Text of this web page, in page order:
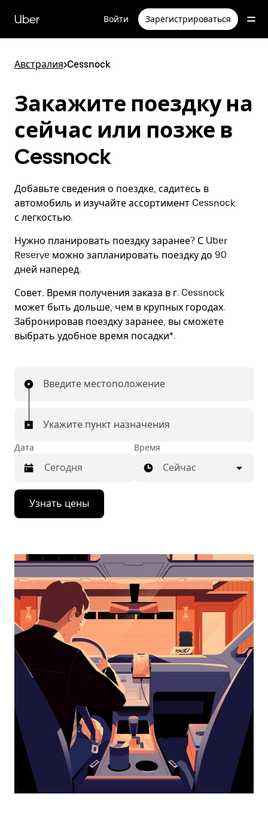
перейти
к
Uber Войти Зарегистрироваться
Австралия>Cessnock
Закажите поездку на
сейчас или позже в
Cessnock
Добавьте сведения о поездке, садитесь в
автомобиль и изучайте ассортимент Cessnock
с легкостью.
Нужно планировать поездку заранее? С Uber
Reserve можно запланировать поездку до 90
дней наперед.
Совет. Время получения заказа в г. Cessnock
может быть дольше, чем в крупных городах.
Забронировав поездку заранее, вы сможете
выбрать удобное время посадки*.
Введите местоположение
Укажите пункт назначения
Дата
Нажмите
стрелку
вниз,
календарю
выбрать
дату.
Чтобы
закрыть
календарь,
нажмите
Esc.
Время
Сейчас
Узнать цены